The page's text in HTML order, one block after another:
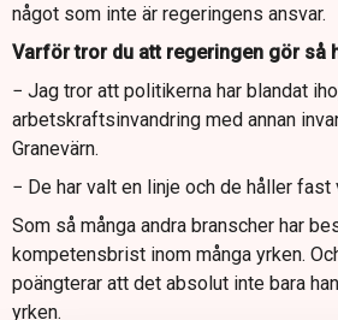
något som inte är regeringens ansvar.
Varför tror du att regeringen gör så
− Jag tror att politikerna har blandat
arbetskraftsinvandring med annan
Granevärn.
− De har valt en linje och de håller fast
Som så många andra branscher har
kompetensbrist inom många yrken.
poängterar att det absolut inte bara
yrken.